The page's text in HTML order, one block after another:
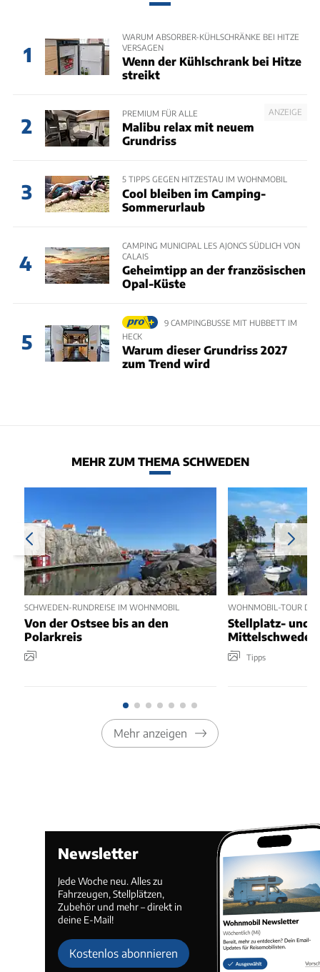
1
WARUM ABSORBER-KÜHLSCHRÄNKE BEI HITZE
VERSAGEN
Wenn der Kühlschrank bei Hitze
streikt
2
ANZEIGE
PREMIUM FÜR ALLE
Malibu relax mit neuem
Grundriss
3
5 TIPPS GEGEN HITZESTAU IM WOHNMOBIL
Cool bleiben im Camping-
Sommerurlaub
4
CAMPING MUNICIPAL LES AJONCS SÜDLICH VON
CALAIS
Geheimtipp an der französischen
Opal-Küste
5
9 CAMPINGBUSSE MIT HUBBETT IM
HECK
Warum dieser Grundriss 2027
zum Trend wird
MEHR ZUM THEMA SCHWEDEN
SCHWEDEN-RUNDREISE IM WOHNMOBIL
Von der Ostsee bis an den
Polarkreis
WOHNMOBIL-TOUR
Stellplatz- und
Mittelschweden
Tipps
Mehr anzeigen
Newsletter
Jede Woche neu. Alles zu
Fahrzeugen, Stellplätzen,
Zubehör und mehr – direkt in
deine E-Mail!
Kostenlos abonnieren